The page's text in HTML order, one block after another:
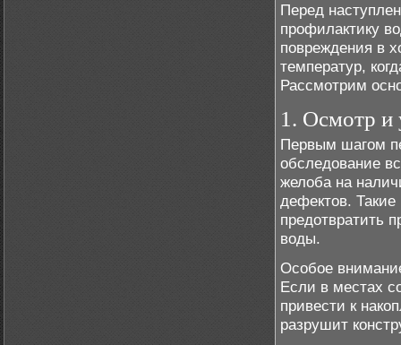
Перед
профилактику
повреждения в
температур,
Рассмотрим
1. Осмотр и
Первым шагом
обследование
желоба на
дефектов.
предотвратить
воды.
Особое
Если в местах
привести к
разрушит